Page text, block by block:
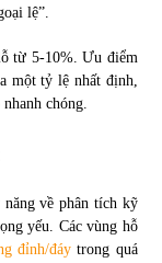
lệ”.
từ 5-10%. Ưu điểm
một tỷ lệ nhất định,
chóng.
về phân tích kỹ
yếu. Các vùng hỗ
đỉnh/đáy trong quá